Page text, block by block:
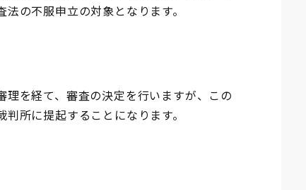
の不服申立の対象となります。
を経て、審査の決定を行いますが、この
所に提起することになります。